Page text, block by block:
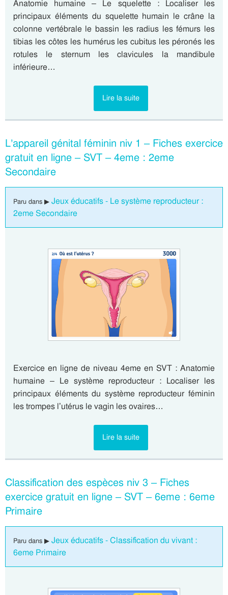
Anatomie humaine – Le squelette : Localiser les
principaux éléments du squelette humain le crâne la
colonne vertébrale le bassin les radius les fémurs les
tibias les côtes les humérus les cubitus les péronés les
rotules le sternum les clavicules la mandibule
inférieure…
Lire la suite
L’appareil génital féminin niv 1 – Fiches exercice
gratuit en ligne – SVT – 4eme : 2eme
Secondaire
Paru dans ▶ Jeux éducatifs - Le système reproducteur :
2eme Secondaire
Exercice en ligne de niveau 4eme en SVT : Anatomie
humaine – Le système reproducteur : Localiser les
principaux éléments du système reproducteur féminin
les trompes l’utérus le vagin les ovaires…
Lire la suite
Classification des espèces niv 3 – Fiches
exercice gratuit en ligne – SVT – 6eme : 6eme
Primaire
Paru dans ▶ Jeux éducatifs - Classification du vivant :
6eme Primaire